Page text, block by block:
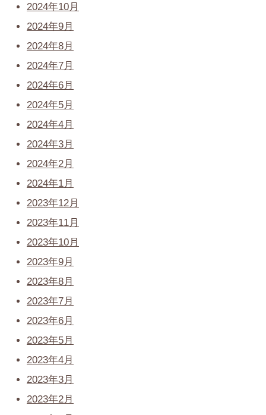
2024年10月
2024年9月
2024年8月
2024年7月
2024年6月
2024年5月
2024年4月
2024年3月
2024年2月
2024年1月
2023年12月
2023年11月
2023年10月
2023年9月
2023年8月
2023年7月
2023年6月
2023年5月
2023年4月
2023年3月
2023年2月